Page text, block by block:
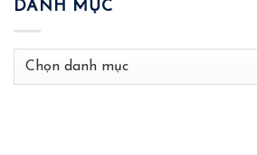
DANH MỤC
Danh
mục